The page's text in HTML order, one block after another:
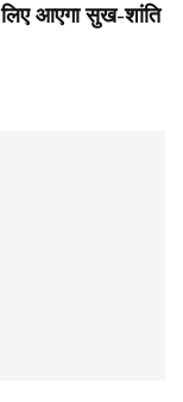
आएगा सुख-शांति